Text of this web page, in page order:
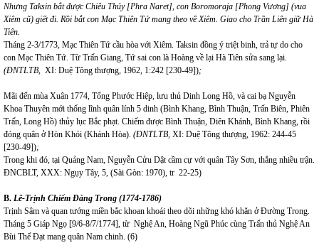
Nhưng Taksin bắt được Chiêu Thúy [Phra Naret], con Boromoraja [Phong Vương] (vua
Xiêm cũ) giết đi. Rồi bắt con Mạc Thiên Tứ mang theo về Xiêm. Giao cho Trần Liên giữ Hà
Tiên.
Tháng 2-3/1773, Mạc Thiên Tứ cầu hòa với Xiêm. Taksin đồng ý triệt binh, trả tự do cho
con Mạc Thiên Tứ. Từ Trấn Giang, Tứ sai con là Hoàng về lại Hà Tiên sửa sang lại.
(ĐNTLTB, XI: Duệ Tông thượng, 1962, 1:242 [230-49]);
Mãi đến mùa Xuân 1774, Tống Phước Hiệp, lưu thủ Dinh Long Hồ, và cai bạ Nguyễn
Khoa Thuyên mới thống lĩnh quân lính 5 dinh (Bình Khang, Bình Thuận, Trấn Biên, Phiên
Trấn, Long Hồ) thủy lục Bắc phạt. Chiếm được Bình Thuận, Diên Khánh, Bình Khang, rồi
đóng quân ở Hòn Khói (Khánh Hòa). (ĐNTLTB, XI: Duệ Tông thượng, 1962: 244-45
[230-49]);
Trong khi đó, tại Quảng Nam, Nguyễn Cửu Dật cầm cự với quân Tây Sơn, thắng nhiều trận.
ĐNCBLT, XXX: Ngụy Tây, 5, (Sài Gòn: 1970), tr 22-25)
B. Lê-Trịnh Chiếm Đàng Trong (1774-1786)
Trịnh Sâm và quan tướng miền bắc khoan khoái theo dõi những khó khăn ở Đường Trong.
Tháng 5 Giáp Ngọ [9/6-8/7/1774], từ Nghệ An, Hoàng Ngũ Phúc cùng Trấn thủ Nghệ An
Bùi Thế Đạt mang quân Nam chinh. (6)